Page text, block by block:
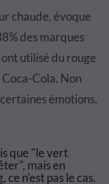
chaude, évoque
des marques
utilisé du rouge
Cola. Non
émotions,
que "le vert
mais en
n'est pas le cas.